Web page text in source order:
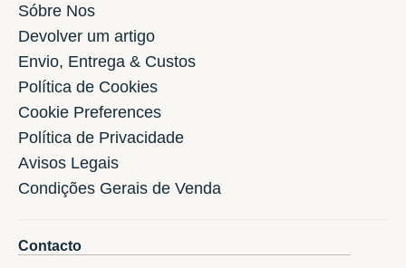
Sóbre Nos
Devolver um artigo
Envio, Entrega & Custos
Política de Cookies
Cookie Preferences
Política de Privacidade
Avisos Legais
Condições Gerais de Venda
Contacto